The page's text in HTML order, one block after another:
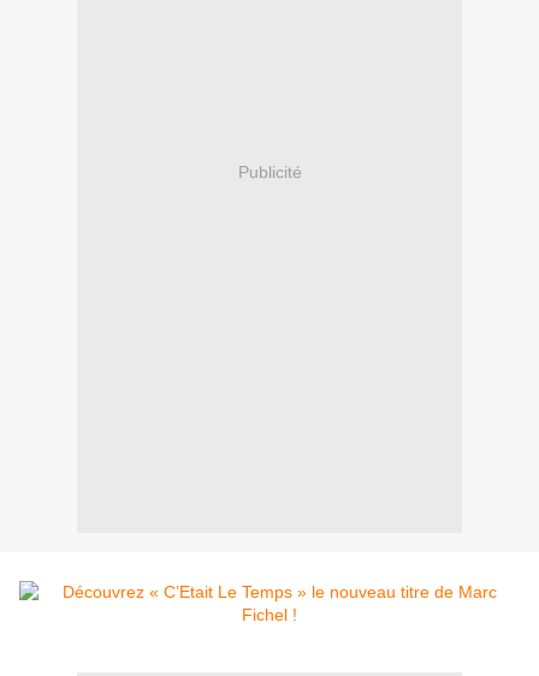
Publicité